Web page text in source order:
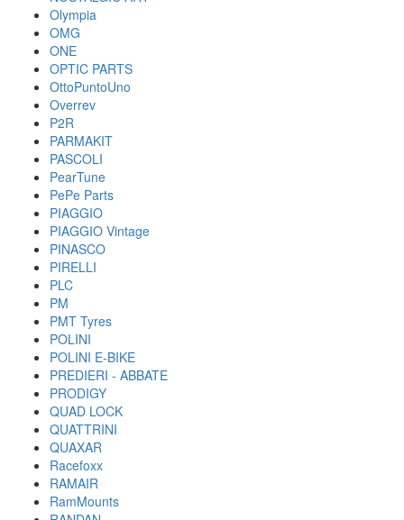
Olympia
OMG
ONE
OPTIC PARTS
OttoPuntoUno
Overrev
P2R
PARMAKIT
PASCOLI
PearTune
PePe Parts
PIAGGIO
PIAGGIO Vintage
PINASCO
PIRELLI
PLC
PM
PMT Tyres
POLINI
POLINI E-BIKE
PREDIERI - ABBATE
PRODIGY
QUAD LOCK
QUATTRINI
QUAXAR
Racefoxx
RAMAIR
RamMounts